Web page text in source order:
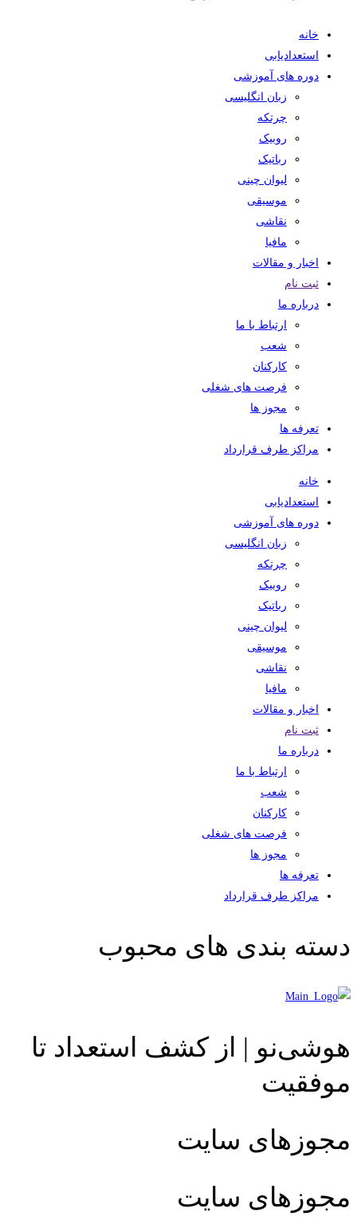
خانه
استعدادیابی
دوره های آموزشی
زبان انگلیسی
چرتکه
روبیک
رباتیک
لیوان چینی
موسیقی
نقاشی
مافیا
اخبار و مقالات
ثبت نام
درباره ما
ارتباط با ما
شعب
کارکنان
فرصت های شغلی
مجوز ها
تعرفه ها
مراکز طرف قرارداد
خانه
استعدادیابی
دوره های آموزشی
زبان انگلیسی
چرتکه
روبیک
رباتیک
لیوان چینی
موسیقی
نقاشی
مافیا
اخبار و مقالات
ثبت نام
درباره ما
ارتباط با ما
شعب
کارکنان
فرصت های شغلی
مجوز ها
تعرفه ها
مراکز طرف قرارداد
دسته بندی های محبوب
هوشی‌نو | از کشف استعداد تا
موفقیت
مجوزهای سایت
مجوزهای سایت